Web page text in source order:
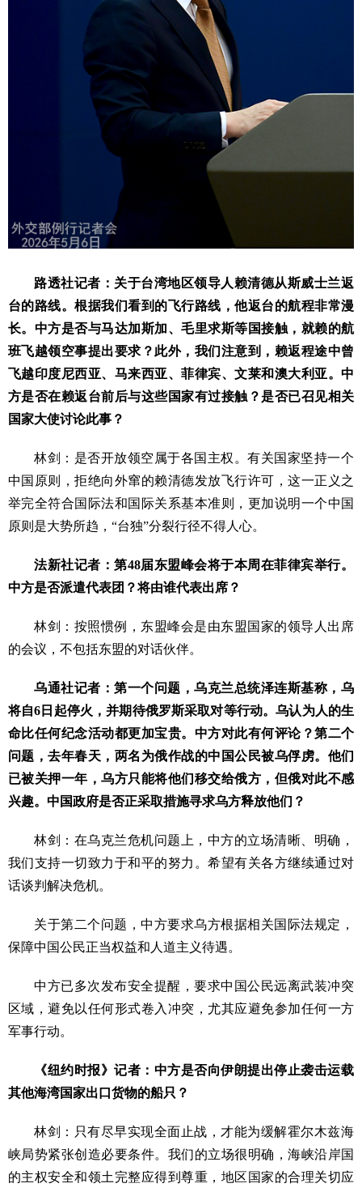
路透社记者：关于台湾地区领导人赖清德从斯威士兰返
台的路线。根据我们看到的飞行路线，他返台的航程非常漫
长。中方是否与马达加斯加、毛里求斯等国接触，就赖的航
班飞越领空事提出要求？此外，我们注意到，赖返程途中曾
飞越印度尼西亚、马来西亚、菲律宾、文莱和澳大利亚。中
方是否在赖返台前后与这些国家有过接触？是否已召见相关
国家大使讨论此事？
林剑：是否开放领空属于各国主权。有关国家坚持一个
中国原则，拒绝向外窜的赖清德发放飞行许可，这一正义之
举完全符合国际法和国际关系基本准则，更加说明一个中国
原则是大势所趋，“台独”分裂行径不得人心。
法新社记者：第48届东盟峰会将于本周在菲律宾举行。
中方是否派遣代表团？将由谁代表出席？
林剑：按照惯例，东盟峰会是由东盟国家的领导人出席
的会议，不包括东盟的对话伙伴。
乌通社记者：第一个问题，乌克兰总统泽连斯基称，乌
将自6日起停火，并期待俄罗斯采取对等行动。乌认为人的生
命比任何纪念活动都更加宝贵。中方对此有何评论？第二个
问题，去年春天，两名为俄作战的中国公民被乌俘虏。他们
已被关押一年，乌方只能将他们移交给俄方，但俄对此不感
兴趣。中国政府是否正采取措施寻求乌方释放他们？
林剑：在乌克兰危机问题上，中方的立场清晰、明确，
我们支持一切致力于和平的努力。希望有关各方继续通过对
话谈判解决危机。
关于第二个问题，中方要求乌方根据相关国际法规定，
保障中国公民正当权益和人道主义待遇。
中方已多次发布安全提醒，要求中国公民远离武装冲突
区域，避免以任何形式卷入冲突，尤其应避免参加任何一方
军事行动。
《纽约时报》记者：中方是否向伊朗提出停止袭击运载
其他海湾国家出口货物的船只？
林剑：只有尽早实现全面止战，才能为缓解霍尔木兹海
峡局势紧张创造必要条件。我们的立场很明确，海峡沿岸国
的主权安全和领土完整应得到尊重，地区国家的合理关切应